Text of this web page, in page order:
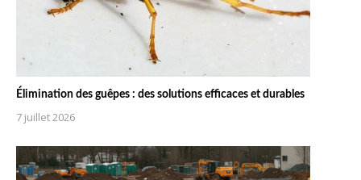
Élimination des guêpes : des solutions efficaces et durables
7 juillet 2026